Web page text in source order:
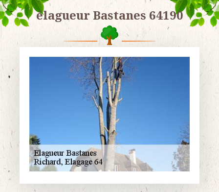
élagueur Bastanes 64190